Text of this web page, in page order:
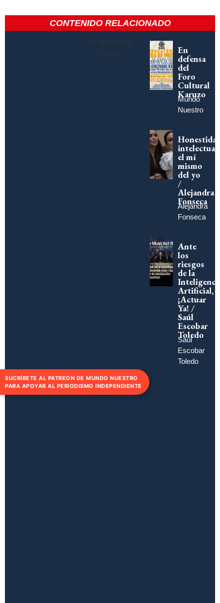
CONTENIDO RELACIONADO
No data was
found
En
defensa
del
Foro
Cultural
Karuzo
Mundo
Nuestro
intelectual:
el mí
mismo
del yo
/
Alejandra
Fonseca
Alejandra
Fonseca
Ante
los
riesgos
de la
Artificial,
¡Actuar
Ya! /
Saúl
Escobar
Toledo
Saúl
Escobar
Toledo
SUCRÍBETE AL PATREON DE MUNDO NUESTRO
PARA APOYAR AL PERIODISMO INDEPENDIENTE